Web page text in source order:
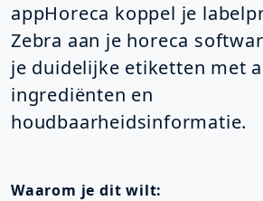
appHoreca koppel je
Zebra aan je horeca
je duidelijke etiketten met
ingrediënten en
houdbaarheidsinformatie.
Waarom je dit wilt: